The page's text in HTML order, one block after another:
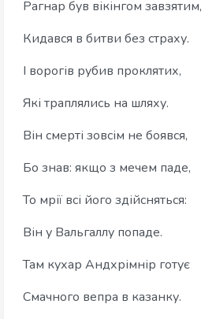
Рагнар був вікінгом завзятим,
Кидався в битви без страху.
І ворогів рубив проклятих,
Які траплялись на шляху.
Він смерті зовсім не боявся,
Бо знав: якщо з мечем паде,
То мрії всі його здійсняться:
Він у Вальгаллу попаде.
Там кухар Андхрімнір готує
Смачного вепра в казанку.